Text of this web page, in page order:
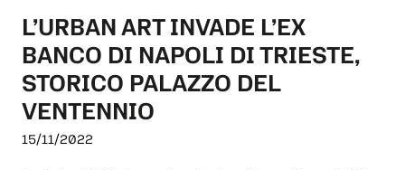
L’URBAN ART INVADE L’EX
BANCO DI NAPOLI DI TRIESTE,
STORICO PALAZZO DEL
VENTENNIO
15/11/2022